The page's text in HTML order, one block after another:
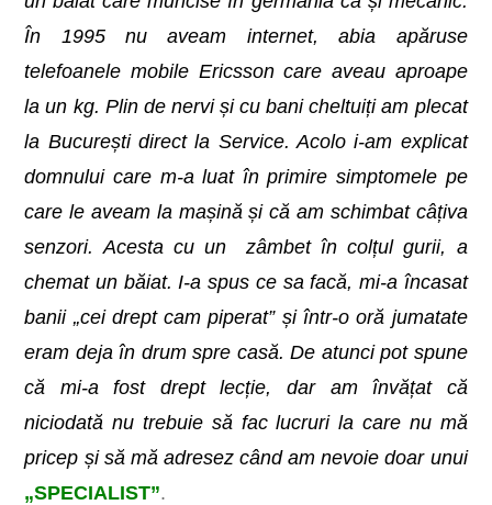
În 1995 nu aveam internet, abia apăruse
telefoanele mobile Ericsson care aveau aproape
la un kg. Plin de nervi și cu bani cheltuiți am plecat
la București direct la Service. Acolo i-am explicat
domnului care m-a luat în primire simptomele pe
care le aveam la mașină și că am schimbat câțiva
senzori. Acesta cu un zâmbet în colțul gurii, a
chemat un băiat. I-a spus ce sa facă, mi-a încasat
banii „cei drept cam piperat” și într-o oră jumatate
eram deja în drum spre casă. De atunci pot spune
că mi-a fost drept lecție, dar am învățat că
niciodată nu trebuie să fac lucruri la care nu mă
pricep și să mă adresez când am nevoie doar unui
„SPECIALIST”.